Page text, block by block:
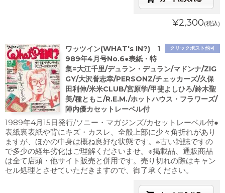
¥2,300(税込)
クリックポスト他可
ワッツイン(WHAT's IN?) 1
989年4月号No.6●表紙・特
集=大江千里/デュラン・デュラン/マドンナ/ZIG
GY/大沢誉志幸/PERSONZ/チェッカーズ/久保
田利伸/米米CLUB/宮原学/甲斐よしひろ/鈴木聖
美/種ともこ/R.E.M./ホットハウス・フラワーズ/
陣内優カセットレーベル付
1989年4月15日発行/ソニー・マガジンズ/カセットレーベル付●
表紙裏表紙や背にキズ・カスレ、全般上部に少々角折れがあり
ますが、ほかの中身は概ね良好な状態です。※古い雑誌ですの
で多少の経年劣化はご理解くださいませ。※掲載品、通販商品
は全て店頭・他サイト販売と併用です。売り切れの際はキャン
セル処理とさせていただきますので、御了承ください。